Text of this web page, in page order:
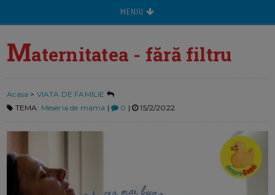
MENIU
Maternitatea - fără filtru
Acasa > VIATA DE FAMILIE
TEMA: Meseria de mama | 0 | 15/2/2022